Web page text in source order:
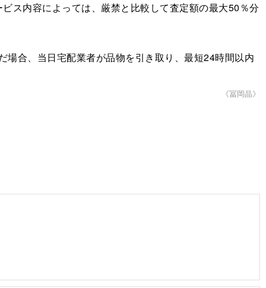
ス内容によっては、厳禁と比較して査定額の最大50％分
合、当日宅配業者が品物を引き取り、最短24時間以内
《冨岡晶》